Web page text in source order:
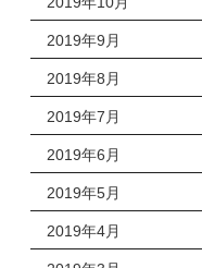
2019年9月
2019年8月
2019年7月
2019年6月
2019年5月
2019年4月